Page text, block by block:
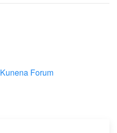
Kunena Forum